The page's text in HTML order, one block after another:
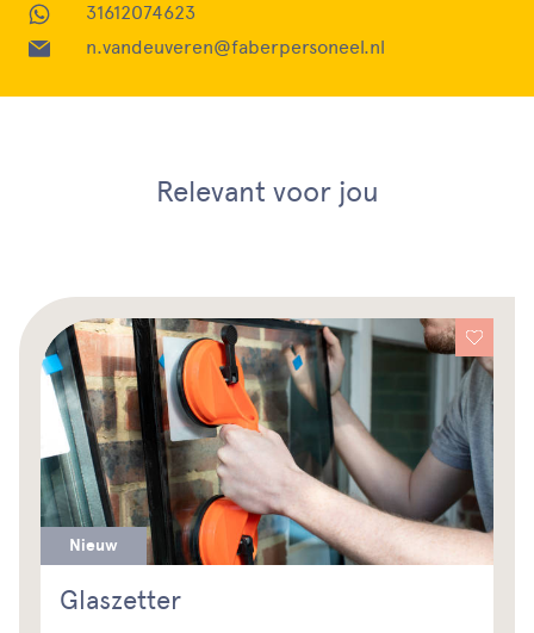
31612074623
n.vandeuveren@faberpersoneel.nl
Relevant voor jou
Nieuw
Glaszetter